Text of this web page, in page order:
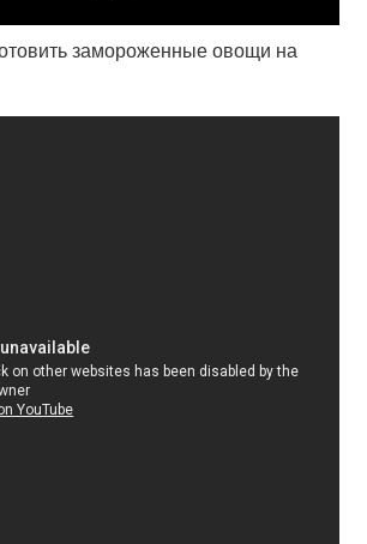
замороженные овощи на